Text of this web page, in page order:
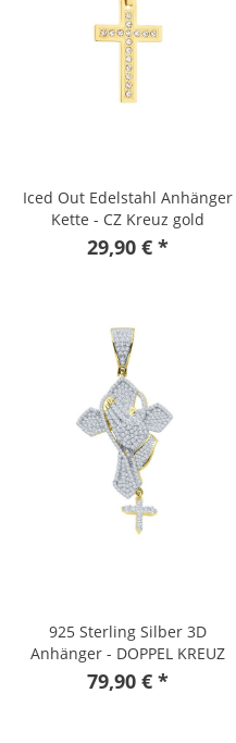
Iced Out Edelstahl Anhänger
Kette - CZ Kreuz gold
29,90 € *
925 Sterling Silber 3D
Anhänger - DOPPEL KREUZ
gold
79,90 € *